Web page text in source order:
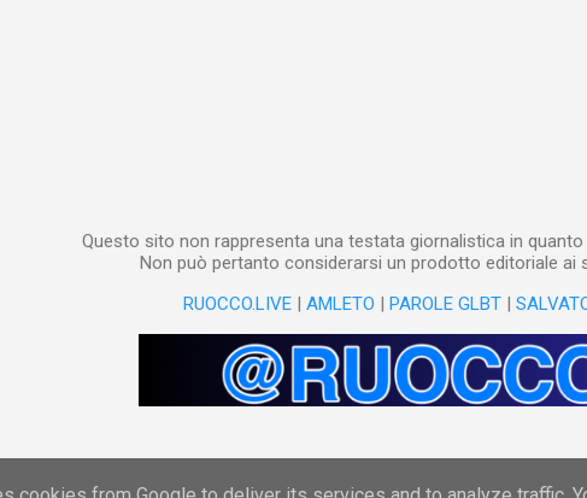
Notebook (già NotebookLM) e lo riempio con il
Questo sito non rappresenta una testata giornalistica in
Non può pertanto considerarsi un prodotto editoriale ai
RUOCCO.LIVE| AMLETO | PAROLE GLBT|